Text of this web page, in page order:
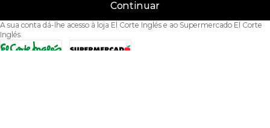
Continuar
A sua conta dá-lhe acesso à loja El Corte Inglés e ao Supermercado El Corte
Inglés.